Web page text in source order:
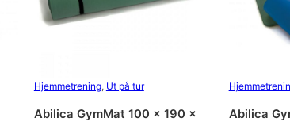
Hjemmetrening, Ut på tur
Abilica GymMat 100 x 190 x
Abilica